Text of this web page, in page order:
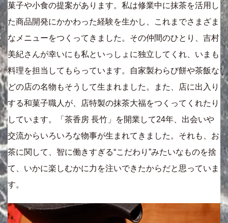
菓子や小食の提案があります。私は修業中に抹茶を活用し
た商品開発にかかわった経験を生かし、これまでさまざま
なメニューをつくってきました。その仲間のひとり、吉村
美紀さんが幸いにも私といっしょに独立してくれ、いまも
料理を担当してもらっています。自家製わらび餅や茶飯な
どの店の名物もそうして生まれました。また、店に出入り
する和菓子職人が、店特製の抹茶大福をつくってくれたり
しています。「茶香房 長竹」を開業して24年、出会いや
交流からいろいろな物事が生まれてきました。それも、お
茶に関して、智に働きすぎる“こだわり”みたいなものを捨
て、いかに楽しむかに力を注いできたからだと思っていま
す。